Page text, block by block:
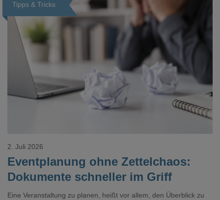
Tipps & Tricks
Loading...
Eventplanung ohne Zettelchaos:
Dokumente schneller im Griff
2. Juli 2026
Eine Veranstaltung zu planen, heißt vor allem, den Überblick zu